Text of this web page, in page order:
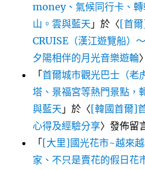
money、氣候同行卡、
山。雲與藍天 」於〈[首
CRUISE（漢江遊覽船）
夕陽相伴的月光音樂遊輪
「首爾城市觀光巴士（老
塔、景福宮等熱門景點，
與藍天 」於〈[韓國首爾]
心得及經驗分享〉發佈留
「[大里]國光花市~越來
家、不只是賣花的假日花